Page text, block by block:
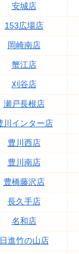
安城店
153広場店
岡崎南店
蟹江店
刈谷店
瀬戸長根店
川インター店
豊川西店
豊川南店
豊橋藤沢店
長久手店
名和店
日進竹の山店